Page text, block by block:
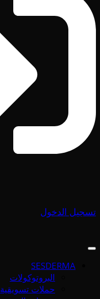
تسجيل الدخول
SESDERMA
البروتوكولات
حملات تسويقية